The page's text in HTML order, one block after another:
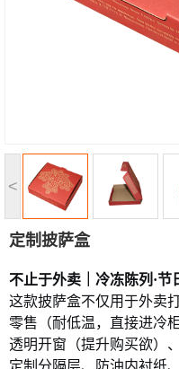
<
定制披萨盒
不止于外卖｜冷冻陈列·节
这款披萨盒不仅用于外卖
零售（耐低温，直接进冷
透明开窗（提升购买欲）